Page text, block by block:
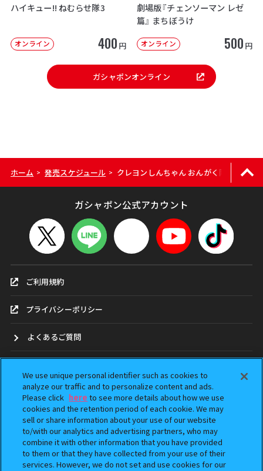
ハイキュー!! ねむらせ隊3
オンライン 400 円
劇場版『チェンソーマン レゼ
篇』 まちぼうけ
オンライン 500 円
ガシャポンオンライン
ホーム > 発売スケジュール > クレヨンしんちゃん おんがく隊
ガシャポン公式アカウント
ご利用規約
プライバシーポリシー
よくあるご質問
ガシャポンどこ？
アンケート
ウェブアクセシビリティ方針
We use unique personal identifier such as cookies to
analyze our traffic and to personalize content and ads.
Please click here to see more details about how we use
cookies and the retention period of each cookie. We may
sell or share information about your use of our website
to/with our analytics and advertising partners, who may
combine it with other information that you have provided
to them or that they have collected from your use of their
services. However, we do not set and use cookies for our